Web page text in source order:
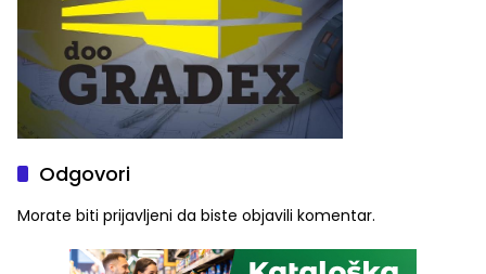
Odgovori
Morate biti prijavljeni da biste objavili komentar.